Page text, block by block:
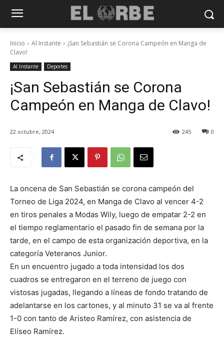
Inicio Al Instante
¡San Sebastián se Corona Campeón en Manga de
Clavo!
Al Instante Deportes
¡San Sebastián se Corona
Campeón en Manga de Clavo!
22 octubre, 2024 0
245
La oncena de San Sebastián se corona campeón del
Torneo de Liga 2024, en Manga de Clavo al vencer 4-2
en tiros penales a Modas Wily, luego de empatar 2-2 en
el tiempo reglamentario el pasado fin de semana por la
tarde, en el campo de esta organización deportiva, en la
categoría Veteranos Junior.
En un encuentro jugado a toda intensidad los dos
cuadros se entregaron en el terreno de juego con
vistosas jugadas, llegando a líneas de fondo tratando de
adelantarse en los cartones, y al minuto 31 se va al frente
1-0 con tanto de Aristeo Ramírez, con asistencia de
Elíseo Ramírez.